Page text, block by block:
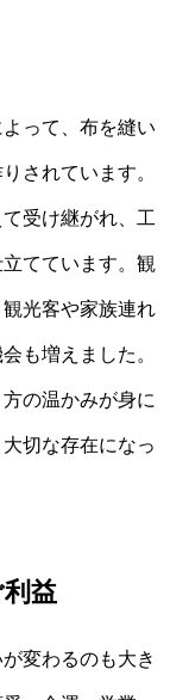
って、布を縫い
されています。
受け継がれ、工
てています。観
光客や家族連れ
も増えました。
の温かみが身に
切な存在になっ
益
変わるのも大き